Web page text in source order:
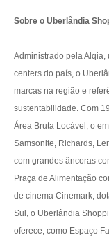
Sobre o Uberlândia
Administrado pela
centers do país, o
marcas na região e
sustentabilidade. Com
Área Bruta Locável, o
Samsonite, Richards,
com grandes âncoras
Praça de Alimentação
de cinema Cinemark,
Sul, o Uberlândia
oferece, como Espaço